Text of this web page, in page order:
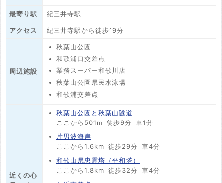
最寄り駅 紀三井寺駅
アクセス 紀三井寺駅から徒歩19分
周辺施設
秋葉山公園
和歌浦口交差点
業務スーパー和歌川店
秋葉山公園県民水泳場
和歌浦交差点
近くの心
秋葉山公園と秋葉山隧道
ここから501m 徒歩9分
車1分
片男波海岸
ここから1.6km 徒歩29分
車4分
和歌山県忠霊塔（平和塔）
ここから1.8km 徒歩32分
車4分